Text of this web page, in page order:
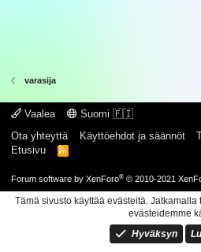
varasija
Vaalea
Suomi 🇫🇮
Ota yhteyttä
Käyttöehdot ja säännöt
Etusivu
R
Forum software by XenForo® © 2010-2021
Tämä sivusto käyttää evästeitä.
evästeidemme
Hyväksyn